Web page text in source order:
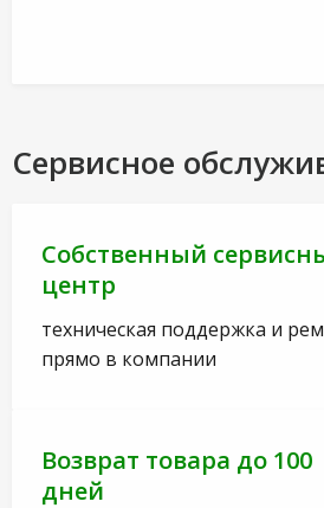
Сервисное
Собственный
центр
техническая поддержка и
прямо в компании
Возврат товара до 100
дней